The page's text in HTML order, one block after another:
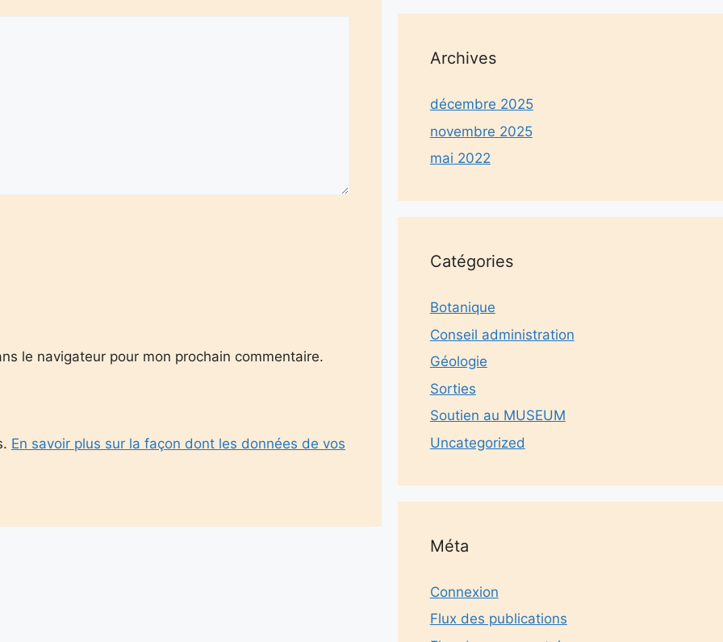
le navigateur pour mon prochain commentaire.
En savoir plus sur la façon dont les données de vos
Archives
décembre 2025
novembre 2025
mai 2022
Catégories
Botanique
Conseil administration
Géologie
Sorties
Soutien au MUSEUM
Uncategorized
Méta
Connexion
Flux des publications